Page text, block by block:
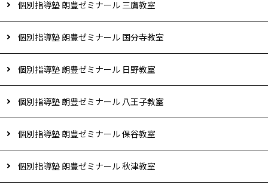
個別指導塾 朗豊ゼミナール 三鷹教室
個別指導塾 朗豊ゼミナール 国分寺教室
個別指導塾 朗豊ゼミナール 日野教室
個別指導塾 朗豊ゼミナール 八王子教室
個別指導塾 朗豊ゼミナール 保谷教室
個別指導塾 朗豊ゼミナール 秋津教室